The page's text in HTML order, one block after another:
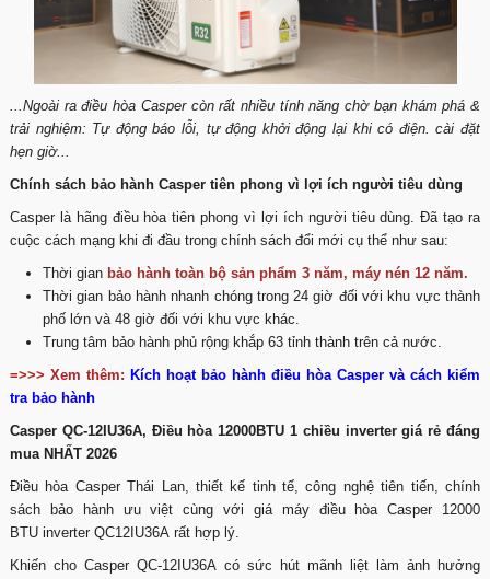
...Ngoài ra điều hòa Casper còn rất nhiều tính năng chờ bạn khám phá &
trải nghiệm: Tự động báo lỗi, tự động khởi động lại khi có điện. cài đặt
hẹn giờ...
Chính sách bảo hành Casper tiên phong vì lợi ích người tiêu dùng
Casper là hãng điều hòa tiên phong vì lợi ích người tiêu dùng. Đã tạo ra
cuộc cách mạng khi đi đầu trong chính sách đổi mới cụ thể như sau:
Thời gian bảo hành toàn bộ sản phẩm 3 năm, máy nén 12 năm.
Thời gian bảo hành nhanh chóng trong 24 giờ đối với khu vực thành
phố lớn và 48 giờ đối với khu vực khác.
Trung tâm bảo hành phủ rộng khắp 63 tỉnh thành trên cả nước.
=>>> Xem thêm: Kích hoạt bảo hành điều hòa Casper và cách kiểm
tra bảo hành
Casper QC-12IU36A, Điều hòa 12000BTU 1 chiều inverter giá rẻ đáng
mua NHẤT 2026
Điều hòa Casper Thái Lan, thiết kế tinh tế, công nghệ tiên tiến, chính
sách bảo hành ưu việt cùng với giá máy điều hòa Casper 12000
BTU inverter QC12IU36A rất hợp lý.
Khiến cho Casper QC-12IU36A có sức hút mãnh liệt làm ảnh hưởng